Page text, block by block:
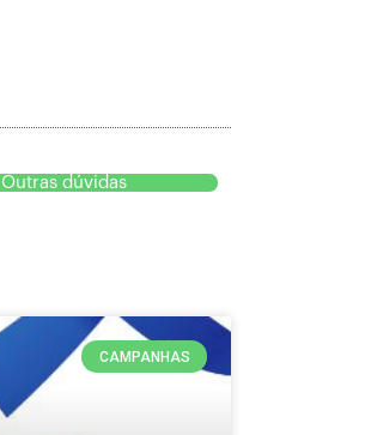
Outras dúvidas
CAMPANHAS